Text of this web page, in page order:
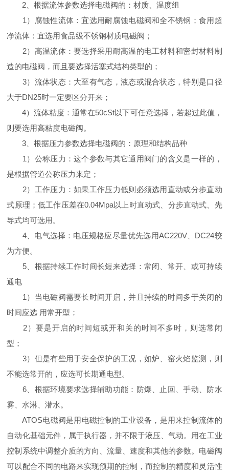
2、根据流体参数选择电磁阀的：材质、温度组
1）腐蚀性流体：宜选用耐腐蚀电磁阀和全不锈钢；食用超
净流体：宜选用食品级不锈钢材质电磁阀；
2）高温流体：要选择采用耐高温的电工材料和密封材料制
造的电磁阀，而且要选择活塞式结构类型的；
3）流体状态：大至有气态，液态或混合状态，特别是口径
大于DN25时一定要区分开来；
4）流体粘度：通常在50cSt以下可任意选择，若超过此值，
则要选用高粘度电磁阀。
3、根据压力参数选择电磁阀的：原理和结构品种
1）公称压力：这个参数与其它通用阀门的含义是一样的，
是根据管道公称压力来定；
2）工作压力：如果工作压力低则必须选用直动或分步直动
式原理；低工作压差在0.04Mpa以上时直动式、分步直动式、先
导式均可选用。
4、电气选择：电压规格应尽量优先选用AC220V、DC24较
为方便。
5、根据持续工作时间长短来选择：常闭、常开、或可持续
通电
1）当电磁阀需要长时间开启，并且持续的时间多于关闭的
时间应选 用常开型；
2）要是开启的时间短或开和关的时间不多时，则选常闭
型；
3）但是有些用于安全保护的工况，如炉、窑火焰监测，则
不能选常开的，应选可长期通电型。
6、根据环境要求选择辅助功能：防爆、止回、手动、防水
雾、水淋、潜水。
ATOS电磁阀是用电磁控制的工业设备，是用来控制流体的
自动化基础元件，属于执行器，并不限于液压、气动。用在工业
控制系统中调整介质的方向、流量、速度和其他的参数。电磁阀
可以配合不同的电路来实现预期的控制，而控制的精度和灵活性